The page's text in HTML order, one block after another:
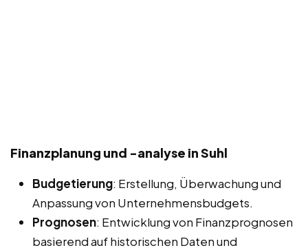
Finanzplanung und -analyse in Suhl
Budgetierung: Erstellung, Überwachung und
Anpassung von Unternehmensbudgets.
Prognosen: Entwicklung von Finanzprognosen
basierend auf historischen Daten und